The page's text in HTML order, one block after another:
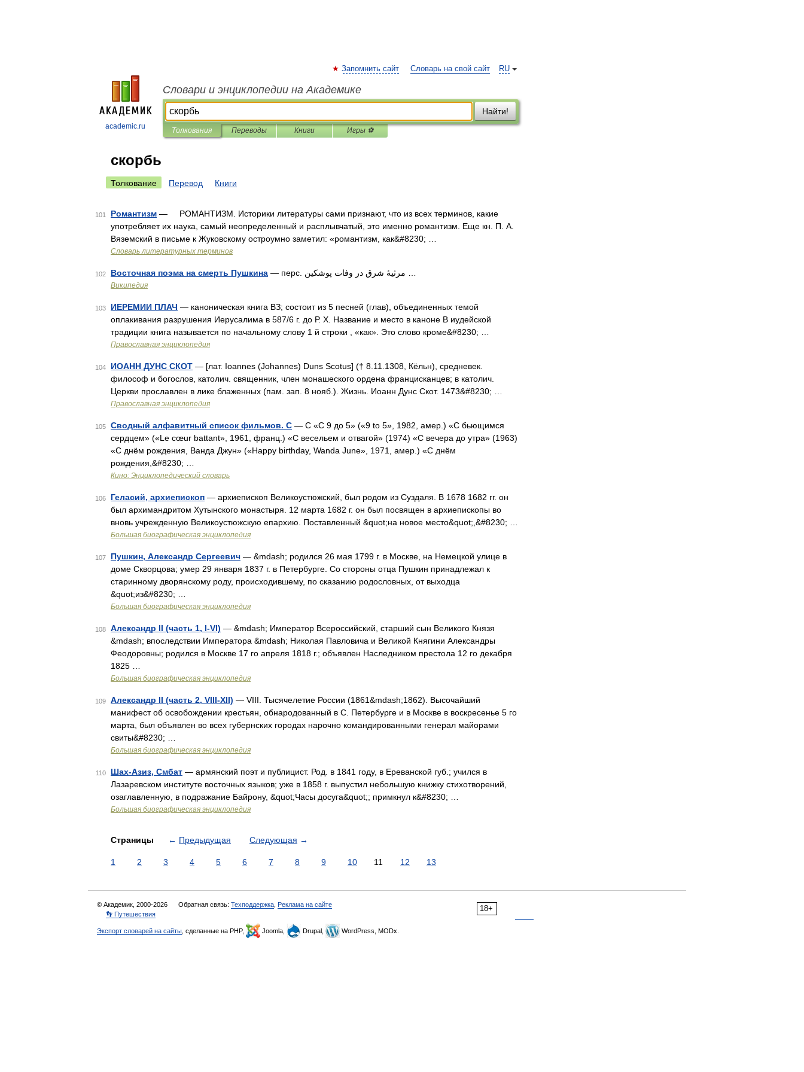
academic.ru
RU
Запомнить сайт Словарь на свой сайт
Словари и энциклопедии на Академике
Найти!
Толкования Переводы Книги Игры ⚽
скорбь
Толкование Перевод Книги
101 Романтизм — РОМАНТИЗМ. Историки литературы сами признают, что из всех терминов, какие
употребляет их наука, самый неопределенный и расплывчатый, это именно романтизм. Еще кн. П. А.
Вяземский в письме к Жуковскому остроумно заметил: «романтизм, как&#8230; …
Словарь литературных терминов
102 Восточная поэма на смерть Пушкина
Википедия
103 ИЕРЕМИИ ПЛАЧ — каноническая книга ВЗ; состоит из 5 песней (глав), объединенных темой
оплакивания разрушения Иерусалима в 587/6 г. до Р. Х. Название и место в каноне В иудейской
традиции книга называется по начальному слову 1 й строки , «как». Это слово кроме&#8230; …
Православная энциклопедия
104 ИОАНН ДУНС СКОТ — [лат. Ioannes (Johannes) Duns Scotus] († 8.11.1308, Кёльн), средневек.
философ и богослов, католич. священник, член монашеского ордена францисканцев; в католич.
Церкви прославлен в лике блаженных (пам. зап. 8 нояб.). Жизнь. Иоанн Дунс Скот. 1473&#8230; …
Православная энциклопедия
105 Сводный алфавитный список фильмов. С — С «С 9 до 5» («9 to 5», 1982, амер.) «С бьющимся
сердцем» («Le cœur battant», 1961, франц.) «С весельем и отвагой» (1974) «С вечера до утра» (1963)
«С днём рождения, Ванда Джун» («Happy birthday, Wanda June», 1971, амер.) «С днём
рождения,&#8230; …
Кино: Энциклопедический словарь
106 Геласий, архиепископ — архиепископ Великоустюжский, был родом из Суздаля. В 1678 1682 гг. он
был архимандритом Хутынского монастыря. 12 марта 1682 г. он был посвящен в архиепископы во
вновь учрежденную Великоустюжскую епархию. Поставленный &quot;на новое место&quot;,&#8230; …
Большая биографическая энциклопедия
107 Пушкин, Александр Сергеевич — &mdash; родился 26 мая 1799 г. в Москве, на Немецкой улице в
доме Скворцова; умер 29 января 1837 г. в Петербурге. Со стороны отца Пушкин принадлежал к
старинному дворянскому роду, происходившему, по сказанию родословных, от выходца
&quot;из&#8230; …
Большая биографическая энциклопедия
108 Александр II (часть 1, I-VI) — &mdash; Император Всероссийский, старший сын Великого Князя
&mdash; впоследствии Императора &mdash; Николая Павловича и Великой Княгини Александры
Феодоровны; родился в Москве 17 го апреля 1818 г.; объявлен Наследником престола 12 го декабря
1825 …
Большая биографическая энциклопедия
109 Александр II (часть 2, VIII-XII) — VIII. Тысячелетие России (1861&mdash;1862). Высочайший
манифест об освобождении крестьян, обнародованный в С. Петербурге и в Москве в воскресенье 5 го
марта, был объявлен во всех губернских городах нарочно командированными генерал майорами
свиты&#8230; …
Большая биографическая энциклопедия
110 Шах-Азиз, Смбат — армянский поэт и публицист. Род. в 1841 году, в Ереванской губ.; учился в
Лазаревском институте восточных языков; уже в 1858 г. выпустил небольшую книжку стихотворений,
озаглавленную, в подражание Байрону, &quot;Часы досуга&quot;; примкнул к&#8230; …
Большая биографическая энциклопедия
Страницы ← Предыдущая Следующая →
1 2 3 4 5 6 7 8 9 10 11 12 13
18+
© Академик, 2000-2026 Обратная связь: Техподдержка Реклама на сайте
👣 Путешествия
Экспорт словарей на сайты , сделанные на PHP, Joomla, Drupal, WordPress, MODx.